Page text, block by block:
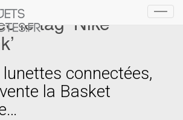
le tag ‘Nike
connectées,
la Basket